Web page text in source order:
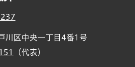
川区中央一丁目4番1号
（代表）